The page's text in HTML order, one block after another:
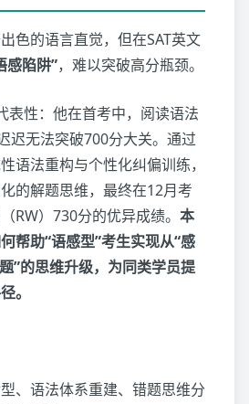
色的语言直觉，但在SAT英文
感陷阱”，难以突破高分瓶颈。
表性：他在首考中，阅读语法
迟无法突破700分大关。通过
语法重构与个性化纠偏训练，
的解题思维，最终在12月考
RW）730分的优异成绩。 本
帮助“语感型”考生实现从“感
”的思维升级，为同类学员提
。
、语法体系重建、错题思维分